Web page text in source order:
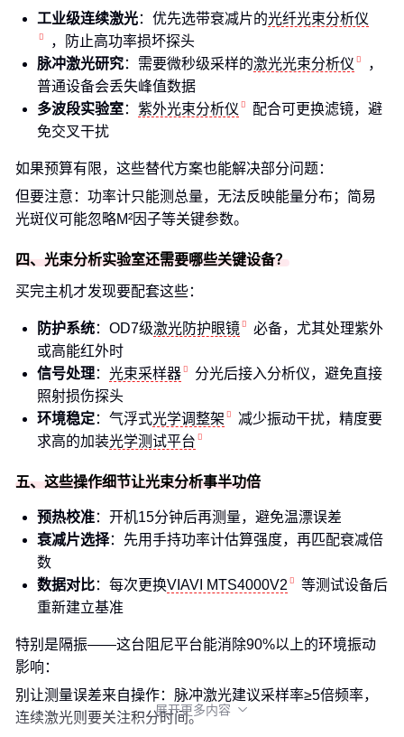
工业级连续激光：优先选带衰减片的光纤光束分析仪
，防止高功率损坏探头
脉冲激光研究：需要微秒级采样的激光光束分析仪
，
普通设备会丢失峰值数据
多波段实验室： 紫外光束分析仪
配合可更换滤镜，避
免交叉干扰
如果预算有限，这些替代方案也能解决部分问题：
但要注意：功率计只能测总量，无法反映能量分布；简易
光斑仪可能忽略M²因子等关键参数。
四、光束分析实验室还需要哪些关键设备？
买完主机才发现要配套这些：
防护系统：OD7级激光防护眼镜
必备，尤其处理紫外
或高能红外时
信号处理： 光束采样器
分光后接入分析仪，避免直接
照射损伤探头
环境稳定：气浮式光学调整架
减少振动干扰，精度要
求高的加装光学测试平台
五、这些操作细节让光束分析事半功倍
预热校准：开机15分钟后再测量，避免温漂误差
衰减片选择：先用手持功率计估算强度，再匹配衰减倍
数
数据对比：每次更换VIAVI MTS4000V2
等测试设备后
重新建立基准
特别是隔振——这台阻尼平台能消除90%以上的环境振动
影响：
别让测量误差来自操作：脉冲激光建议采样率≥5倍频率，
连续激光则要关注积分时间。
展开更多内容 